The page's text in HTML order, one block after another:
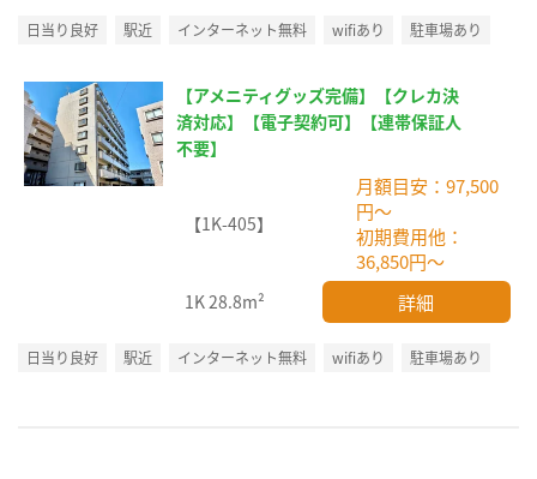
日当り良好 駅近 インターネット無料 wifiあり 駐車場あり
【アメニティグッズ完備】【クレカ決
済対応】【電子契約可】【連帯保証人
不要】
【1K-405】
月額目安：97,500
円～
初期費用他：
36,850円～
1K28.8m² 詳細
日当り良好 駅近 インターネット無料 wifiあり 駐車場あり